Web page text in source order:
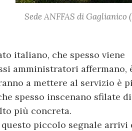
Sede ANFFAS di Gaglianico
italiano, che spesso viene
amministratori affermano,
a mettere al servizio è
spesso inscenano sfilate di
più concreta.
questo piccolo segnale arrivi